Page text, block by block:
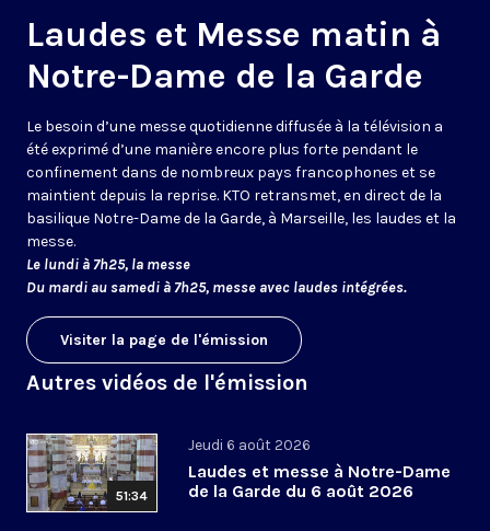
Laudes et Messe matin à
Notre-Dame de la Garde
Le besoin d’une messe quotidienne diffusée à la télévision a
été exprimé d’une manière encore plus forte pendant le
confinement dans de nombreux pays francophones et se
maintient depuis la reprise. KTO retransmet, en direct de la
basilique Notre-Dame de la Garde, à Marseille, les laudes et la
messe.
Le lundi à 7h25, la messe
Du mardi au samedi à 7h25, messe avec laudes intégrées.
Visiter la page de l'émission
Autres vidéos de l'émission
51:34
Jeudi 6 août 2026
Laudes et messe à Notre-Dame
de la Garde du 6 août 2026